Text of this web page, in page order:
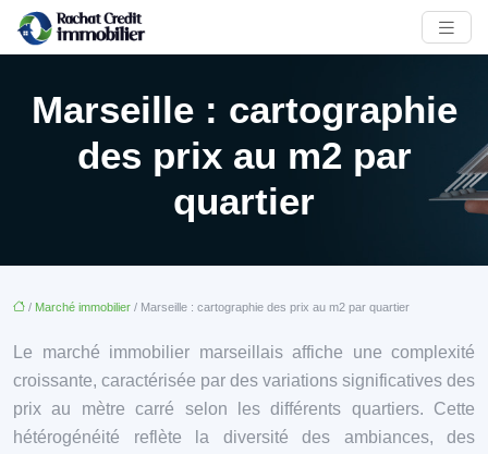
Marseille : cartographie
des prix au m2 par
quartier
/ Marché immobilier / Marseille : cartographie des prix au m2 par quartier
Le marché immobilier marseillais affiche une complexité
croissante, caractérisée par des variations significatives des
prix au mètre carré selon les différents quartiers. Cette
hétérogénéité reflète la diversité des ambiances, des